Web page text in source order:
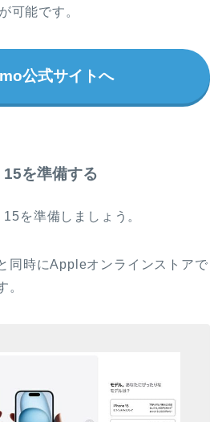
可能です。
公式サイトへ
を準備する
を準備しましょう。
同時にAppleオンラインストアで
。